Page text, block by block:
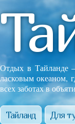
Отдых в Тайланде
ласковым океаном,
всех заботах в
Тайланд Для